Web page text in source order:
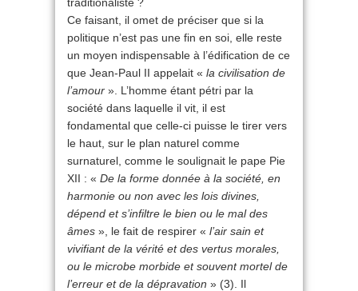
Ce faisant, il omet de préciser que si la
politique n’est pas une fin en soi, elle reste
un moyen indispensable à l’édification de ce
que Jean-Paul II appelait « la civilisation de
l’amour ». L’homme étant pétri par la
société dans laquelle il vit, il est
fondamental que celle-ci puisse le tirer vers
le haut, sur le plan naturel comme
surnaturel, comme le soulignait le pape Pie
XII : « De la forme donnée à la société, en
harmonie ou non avec les lois divines,
dépend et s’infiltre le bien ou le mal des
âmes », le fait de respirer « l’air sain et
vivifiant de la vérité et des vertus morales,
ou le microbe morbide et souvent mortel de
l’erreur et de la dépravation » (3). Il